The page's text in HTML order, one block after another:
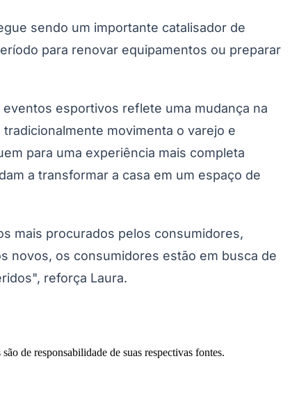
Palmeiras
sendo um importante catalisador de
para renovar equipamentos ou preparar
esportivos reflete uma mudança na
movimenta o varejo e
para uma experiência mais completa
a transformar a casa em um espaço de
mais procurados pelos consumidores,
novos, os consumidores estão em busca de
reforça Laura.
de responsabilidade de suas respectivas fontes.